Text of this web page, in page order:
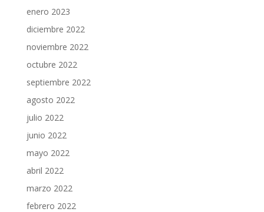
enero 2023
diciembre 2022
noviembre 2022
octubre 2022
septiembre 2022
agosto 2022
julio 2022
junio 2022
mayo 2022
abril 2022
marzo 2022
febrero 2022